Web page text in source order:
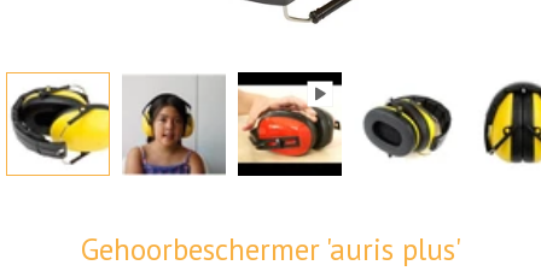
Gehoorbeschermer 'auris plus'